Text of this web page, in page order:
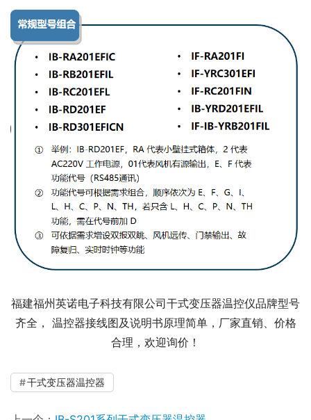
福建福州英诺电子科技有限公司干式变压器温控仪品牌型号
齐全， 温控器接线图及说明书原理简单，厂家直销、价格
合理，欢迎询价！
干式变压器温控器